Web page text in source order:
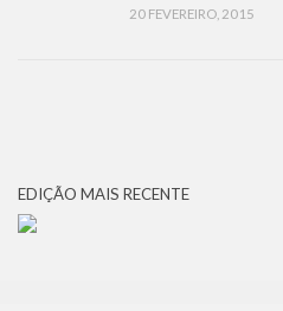
20 FEVEREIRO, 2015
EDIÇÃO MAIS RECENTE